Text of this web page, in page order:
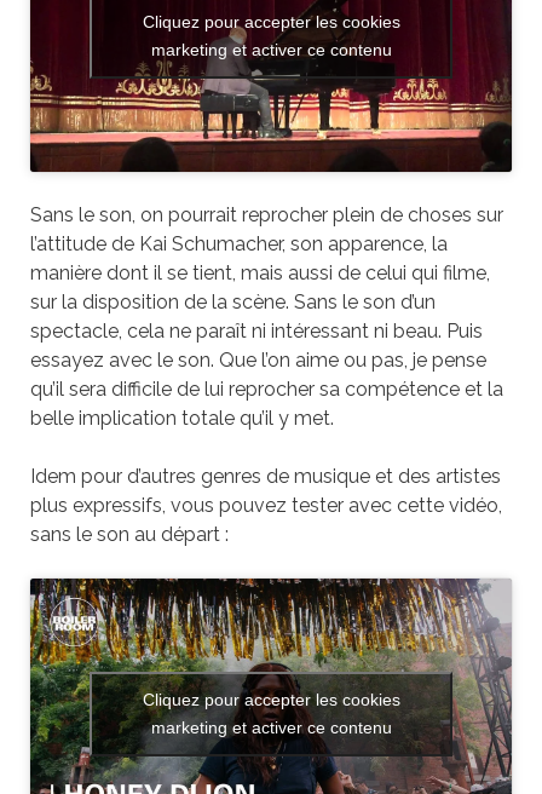
Cliquez pour accepter les cookies
marketing et activer ce contenu
Sans le son, on pourrait reprocher plein de choses sur
l’attitude de Kai Schumacher, son apparence, la
manière dont il se tient, mais aussi de celui qui filme,
sur la disposition de la scène. Sans le son d’un
spectacle, cela ne paraît ni intéressant ni beau. Puis
essayez avec le son. Que l’on aime ou pas, je pense
qu’il sera difficile de lui reprocher sa compétence et la
belle implication totale qu’il y met.
Idem pour d’autres genres de musique et des artistes
plus expressifs, vous pouvez tester avec cette vidéo,
sans le son au départ :
Cliquez pour accepter les cookies
marketing et activer ce contenu